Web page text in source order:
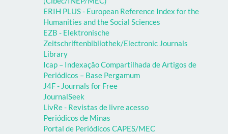
ERIH PLUS - European Reference Index for the
Humanities and the Social Sciences
EZB - Elektronische
Zeitschriftenbibliothek/Electronic Journals
Library
Icap – Indexação Compartilhada de Artigos de
Periódicos – Base Pergamum
J4F - Journals for Free
JournalSeek
LivRe - Revistas de livre acesso
Periódicos de Minas
Portal de Periódicos CAPES/MEC